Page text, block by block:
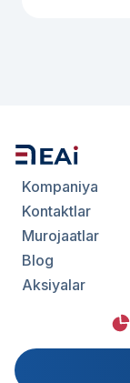
Kompaniya
Kontaktlar
Murojaatlar
Blog
Aksiyalar